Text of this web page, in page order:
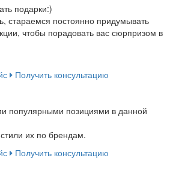
подарки:)
стараемся постоянно придумывать
чтобы порадовать вас сюрпризом в
Получить консультацию
популярными позициями в данной
их по брендам.
Получить консультацию